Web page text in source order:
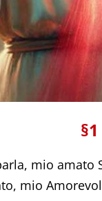
§1
mio amato
mio